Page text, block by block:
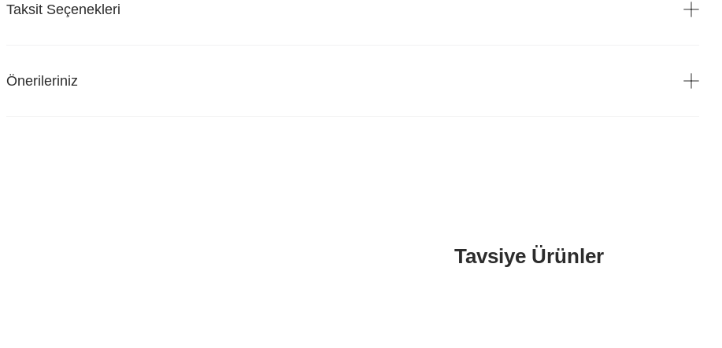
Taksit Seçenekleri
Önerileriniz
Tavsiye Ürünler